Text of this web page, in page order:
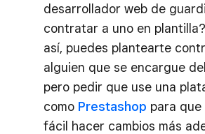
desarrollador web de
contratar a uno en
así, puedes plantearte
alguien que se encargue
pero pedir que use una
como Prestashop para
fácil hacer cambios más